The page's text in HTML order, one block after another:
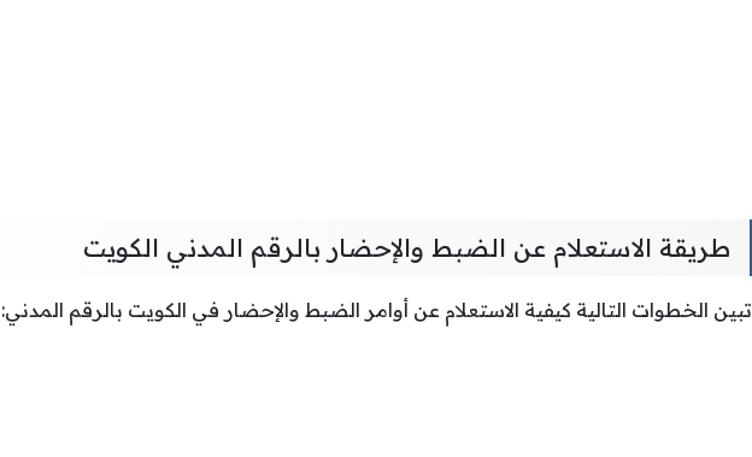
طريقة الاستعلام عن الضبط والإحضار بالرقم المدني الكويت
تبين الخطوات التالية كيفية الاستعلام عن أوامر الضبط والإحضار في الكويت بالرقم